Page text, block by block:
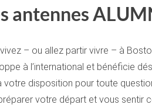
antennes
– ou allez partir vivre – à
à l’international et bénéficie
votre disposition pour toute
votre départ et vous sentir